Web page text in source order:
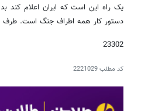
یک راه این است که ایران اعلام کند
دستور کار همه اطراف جنگ است. طرف
23302
کد مطلب2221029